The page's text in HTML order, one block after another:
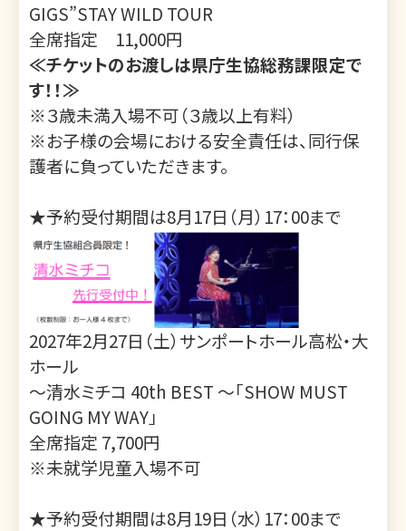
GIGS”STAY WILD TOUR
全席指定 11,000円
≪チケットのお渡しは県庁生協総務課限定で
す！！≫
※３歳未満入場不可（３歳以上有料）
※お子様の会場における安全責任は、同行保
護者に負っていただきます。
★予約受付期間は8月17日（月）17：00まで
2027年2月27日（土）サンポートホール高松・大
ホール
～清水ミチコ 40th BEST ～「SHOW MUST
GOING MY WAY」
全席指定 7,700円
※未就学児童入場不可
★予約受付期間は8月19日（水）17：00まで